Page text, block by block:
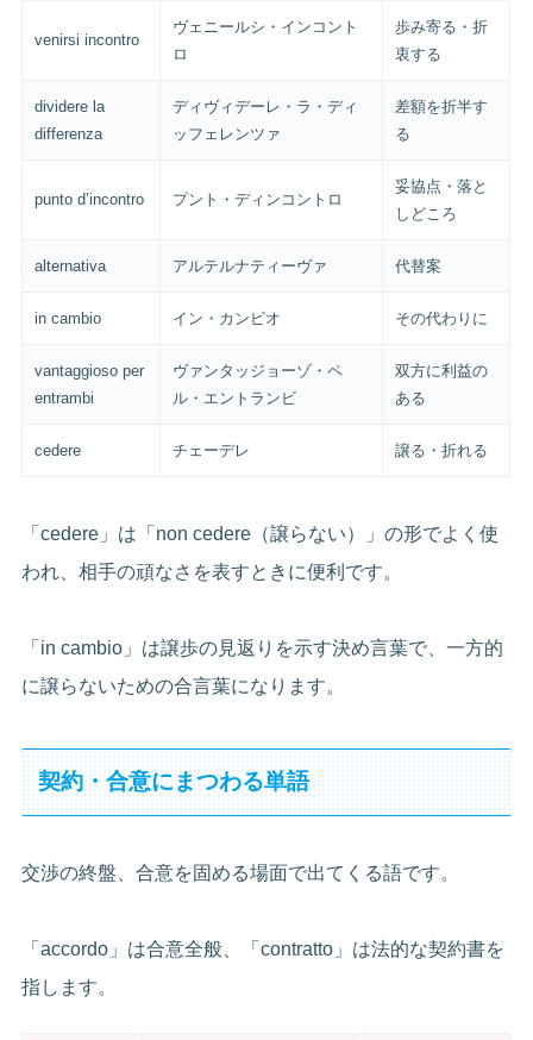
venirsi incontro
ヴェニールシ・インコント
ロ
歩み寄る・折
衷する
dividere la
differenza
ディヴィデーレ・ラ・ディ
ッフェレンツァ
差額を折半す
る
punto d’incontro プント・ディンコントロ
妥協点・落と
しどころ
alternativa アルテルナティーヴァ 代替案
in cambio イン・カンビオ その代わりに
vantaggioso per
entrambi
ヴァンタッジョーゾ・ペ
ル・エントランビ
双方に利益の
ある
cedere チェーデレ 譲る・折れる
「cedere」は「non cedere（譲らない）」の形でよく使
われ、相手の頑なさを表すときに便利です。
「in cambio」は譲歩の見返りを示す決め言葉で、一方的
に譲らないための合言葉になります。
契約・合意にまつわる単語
交渉の終盤、合意を固める場面で出てくる語です。
「accordo」は合意全般、「contratto」は法的な契約書を
指します。